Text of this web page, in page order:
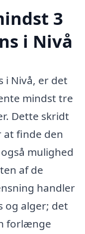
3
i Nivå
i Nivå, er det
mindst tre
Dette skridt
finde den
mulighed
af de
handler
og alger; det
forlænge